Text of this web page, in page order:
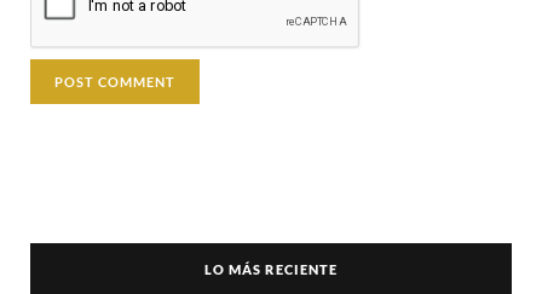
LO MÁS RECIENTE